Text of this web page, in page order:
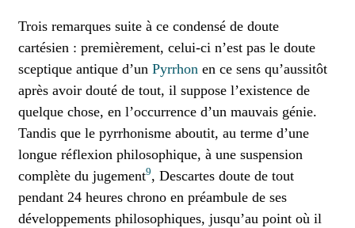
Trois remarques suite à ce condensé de doute
cartésien : premièrement, celui-ci n’est pas le doute
sceptique antique d’un Pyrrhon en ce sens qu’aussitôt
après avoir douté de tout, il suppose l’existence de
quelque chose, en l’occurrence d’un mauvais génie.
Tandis que le pyrrhonisme aboutit, au terme d’une
longue réflexion philosophique, à une suspension
complète du jugement9, Descartes doute de tout
pendant 24 heures chrono en préambule de ses
développements philosophiques, jusqu’au point où il